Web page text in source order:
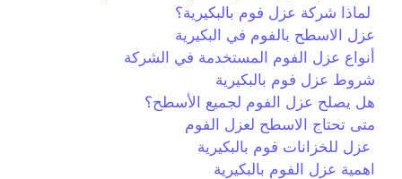
لماذا شركة عزل فوم بالبكيرية؟
عزل الاسطح بالفوم في البكيرية
أنواع عزل الفوم المستخدمة في الشركة
شروط عزل فوم بالبكيرية
هل يصلح عزل الفوم لجميع الأسطح؟
متى تحتاج الاسطح لعزل الفوم
عزل للخزانات فوم بالبكيرية
اهمية عزل الفوم بالبكيرية